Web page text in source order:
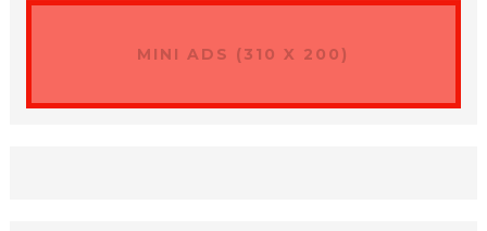
MINI ADS (310 X 200)